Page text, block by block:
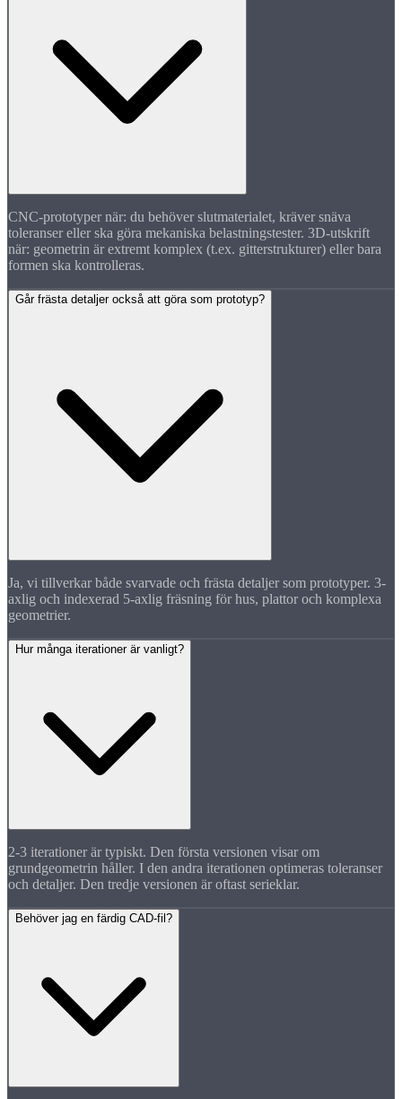
CNC-prototyper när: du behöver slutmaterialet, kräver snäva
toleranser eller ska göra mekaniska belastningstester. 3D-utskrift
när: geometrin är extremt komplex (t.ex. gitterstrukturer) eller bara
formen ska kontrolleras.
Går frästa detaljer också att göra som prototyp?
Ja, vi tillverkar både svarvade och frästa detaljer som prototyper. 3-
axlig och indexerad 5-axlig fräsning för hus, plattor och komplexa
geometrier.
Hur många iterationer är vanligt?
2-3 iterationer är typiskt. Den första versionen visar om
grundgeometrin håller. I den andra iterationen optimeras toleranser
och detaljer. Den tredje versionen är oftast serieklar.
Behöver jag en färdig CAD-fil?